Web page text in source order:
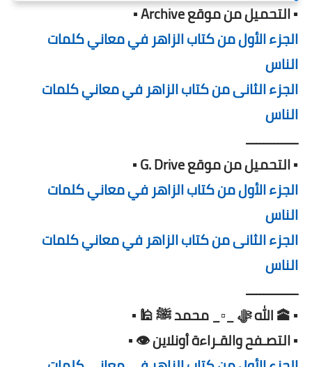
▪️ التحميل من موقع Archive ▪️
الجزء الأول من كتاب الزاهر في معاني كلمات
الناس
الجزء الثانى من كتاب الزاهر في معاني كلمات
الناس
ـــــــــــــــ
▪️ التحميل من موقع G. Drive ▪️
الجزء الأول من كتاب الزاهر في معاني كلمات
الناس
الجزء الثانى من كتاب الزاهر في معاني كلمات
الناس
ـــــــــــــــ
▪️ 🕋 الله ﷻ _▫️_ محمد ﷺ 🕌 ▪️
▪️ التصـفح والقـراءة أونلاين 👁️ ▪️